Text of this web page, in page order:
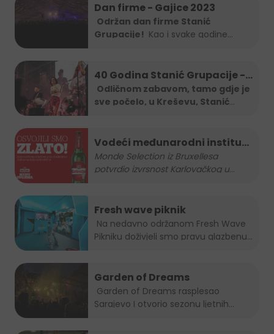
Dan firme - Gajice 2023
Održan dan firme Stanić
Grupacije!
40 Godina Stanić Grupacije -
koncert Severine
Odličnom zabavom, tamo gdje je
sve počelo, u Kreševu, Stanić
Vodeći međunarodni institut
za kvalitetu nagradio
Karlovačko zlatnom
Monde Selection iz Bruxellesa
potvrdio izvrsnost Karlovačkog u...
Fresh wave piknik
Pikniku doživjeli smo pravu glazbenu...
Garden of Dreams
Sarajevo I otvorio sezonu ljetnih...